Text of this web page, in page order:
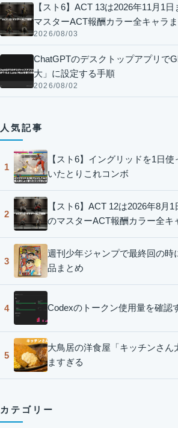
【スト6】ACT 13は2026年11月1
マスターACT報酬カラー全キャラ
2026/08/03
ChatGPTのデスクトップアプリで
大」に設定する手順
2026/08/02
人気記事
1
【スト6】イングリッドを1日使
いたとりこれコンボ
2
【スト6】ACT 12は2026年8月
のマスターACT報酬カラー全キ
3
週刊少年ジャンプで最終回の時
品まとめ
4 Codexのトークン使用量を確認
5
大鳥居の洋食屋「キッチンさん
ますぎる
カテゴリー